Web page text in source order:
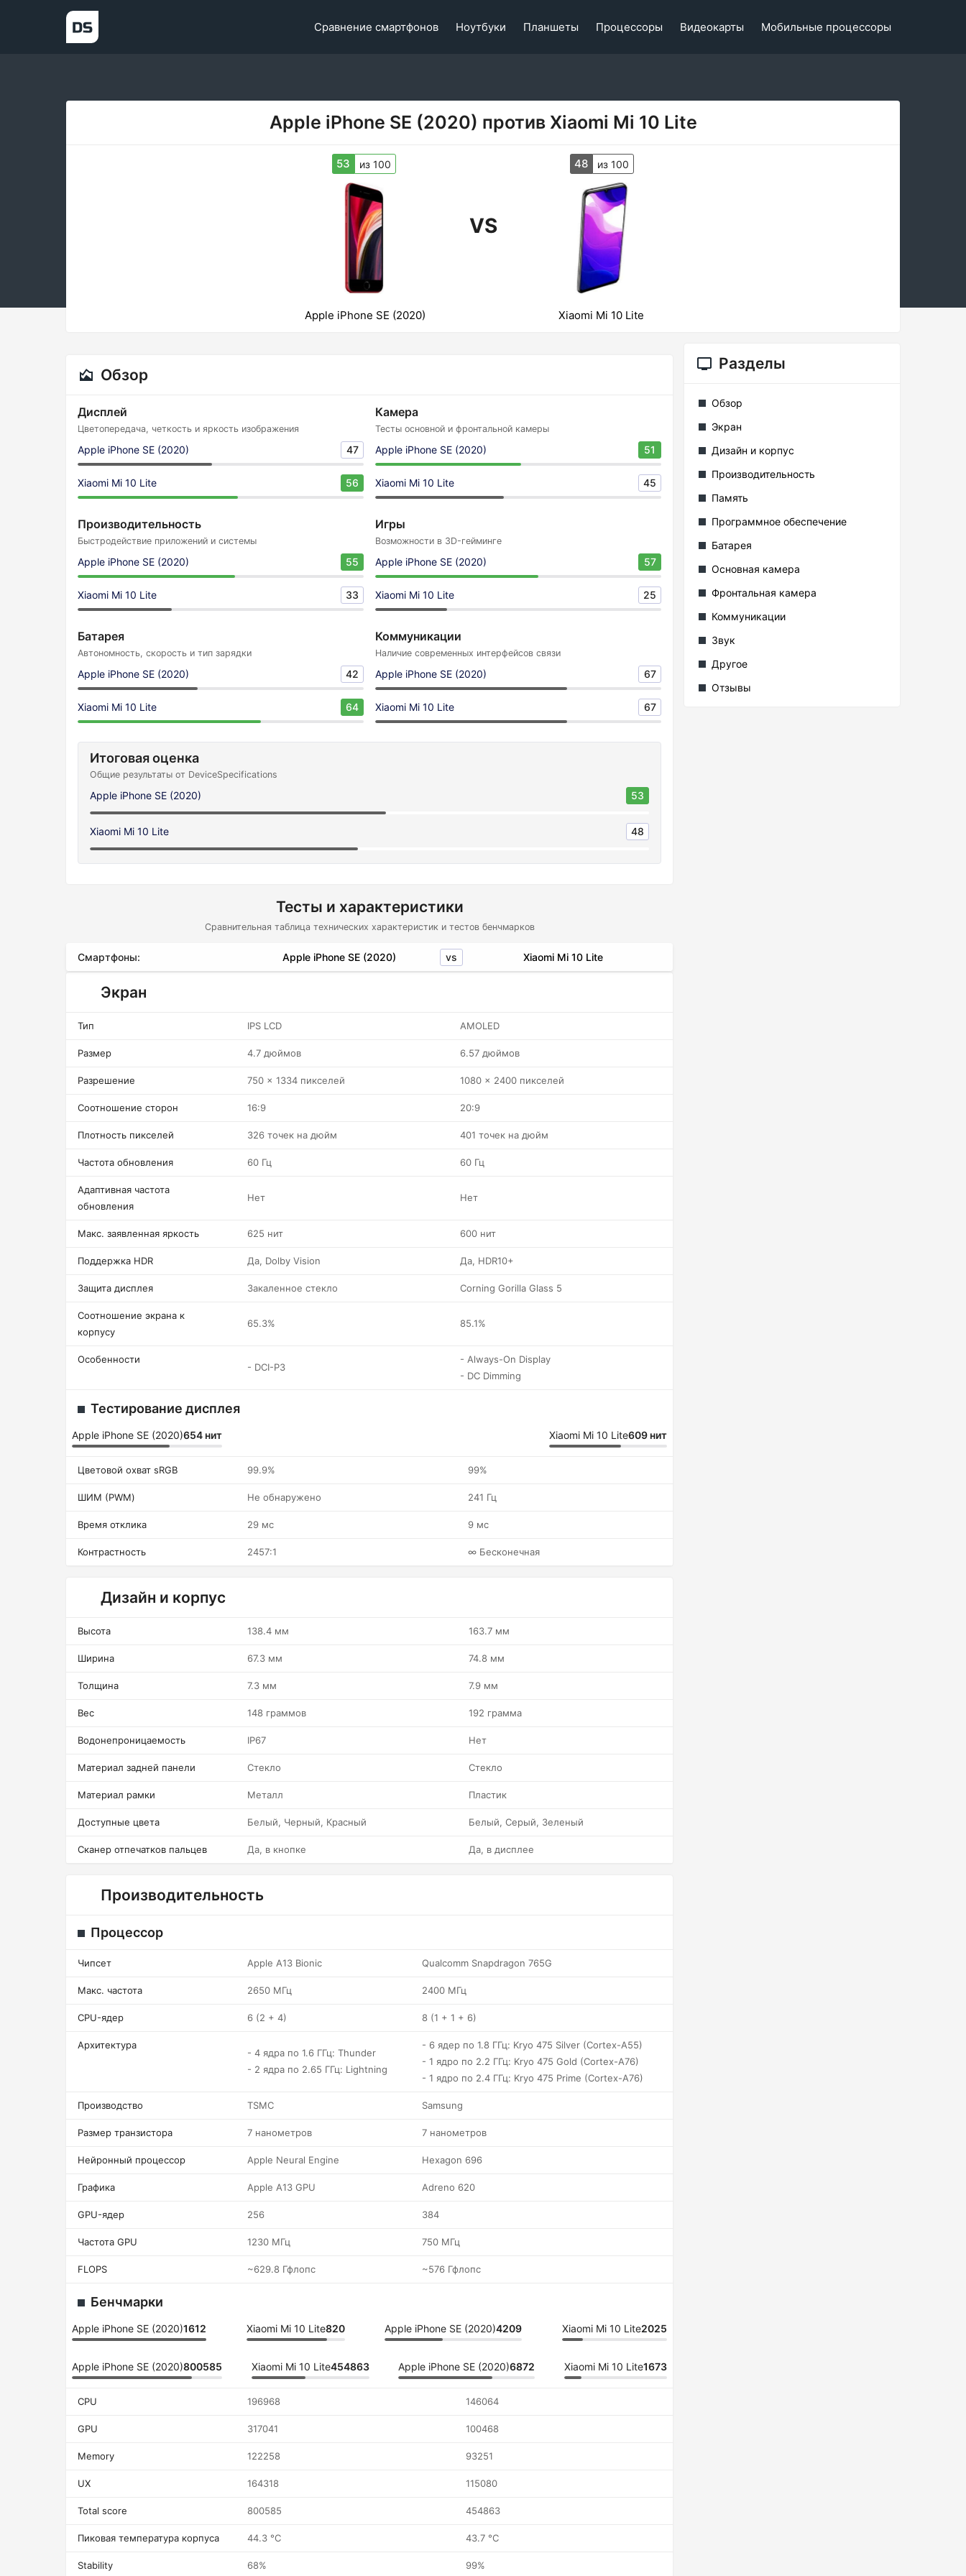
Сравнение смартфонов Ноутбуки Планшеты Процессоры Видеокарты Мобильные процессоры
Apple iPhone SE (2020) против Xiaomi Mi 10 Lite
53 из 100
VS
48 из 100
Apple iPhone SE (2020) Xiaomi Mi 10 Lite
Обзор
Дисплей
Цветопередача, четкость и яркость изображения
Apple iPhone SE (2020) 47
Xiaomi Mi 10 Lite 56
Камера
Тесты основной и фронтальной камеры
Apple iPhone SE (2020) 51
Xiaomi Mi 10 Lite 45
Производительность
Быстродействие приложений и системы
Apple iPhone SE (2020) 55
Xiaomi Mi 10 Lite 33
Игры
Возможности в 3D-гейминге
Apple iPhone SE (2020) 57
Xiaomi Mi 10 Lite 25
Батарея
Автономность, скорость и тип зарядки
Apple iPhone SE (2020) 42
Xiaomi Mi 10 Lite 64
Коммуникации
Наличие современных интерфейсов связи
Apple iPhone SE (2020) 67
Xiaomi Mi 10 Lite 67
Итоговая оценка
Общие результаты от DeviceSpecifications
Apple iPhone SE (2020) 53
Xiaomi Mi 10 Lite 48
Тесты и характеристики
Сравнительная таблица технических характеристик и тестов бенчмарков
Смартфоны: Apple iPhone SE (2020) vs Xiaomi Mi 10 Lite
Экран
Тип IPS LCD AMOLED
Размер 4.7 дюймов 6.57 дюймов
Разрешение 750 x 1334 пикселей 1080 x 2400 пикселей
Соотношение сторон 16:9 20:9
Плотность пикселей 326 точек на дюйм 401 точек на дюйм
Частота обновления 60 Гц 60 Гц
Адаптивная частота
обновления
Нет Нет
Макс. заявленная яркость 625 нит 600 нит
Поддержка HDR Да, Dolby Vision Да, HDR10+
Защита дисплея Закаленное стекло Corning Gorilla Glass 5
Соотношение экрана к
корпусу
65.3% 85.1%
Особенности
- DCI-P3
- Always-On Display
- DC Dimming
Тестирование дисплея
Apple iPhone SE (2020)654 нит Xiaomi Mi 10 Lite609 нит
Цветовой охват sRGB 99.9% 99%
ШИМ (PWM) Не обнаружено 241 Гц
Время отклика 29 мс 9 мс
Контрастность 2457:1 ∞ Бесконечная
Дизайн и корпус
Высота 138.4 мм 163.7 мм
Ширина 67.3 мм 74.8 мм
Толщина 7.3 мм 7.9 мм
Вес 148 граммов 192 грамма
Водонепроницаемость IP67 Нет
Материал задней панели Стекло Стекло
Материал рамки Металл Пластик
Доступные цвета Белый, Черный, Красный Белый, Серый, Зеленый
Сканер отпечатков пальцев Да, в кнопке Да, в дисплее
Производительность
Процессор
Чипсет Apple A13 Bionic Qualcomm Snapdragon 765G
Макс. частота 2650 МГц 2400 МГц
CPU-ядер 6 (2 + 4) 8 (1 + 1 + 6)
Архитектура
- 4 ядра по 1.6 ГГц: Thunder
- 2 ядра по 2.65 ГГц: Lightning
- 6 ядер по 1.8 ГГц: Kryo 475 Silver (Cortex-A55)
- 1 ядро по 2.2 ГГц: Kryo 475 Gold (Cortex-A76)
- 1 ядро по 2.4 ГГц: Kryo 475 Prime (Cortex-A76)
Производство TSMC Samsung
Размер транзистора 7 нанометров 7 нанометров
Нейронный процессор Apple Neural Engine Hexagon 696
Графика Apple A13 GPU Adreno 620
GPU-ядер 256 384
Частота GPU 1230 МГц 750 МГц
FLOPS ~629.8 Гфлопс ~576 Гфлопс
Бенчмарки
Apple iPhone SE (2020)1612 Xiaomi Mi 10 Lite820 Apple iPhone SE (2020)4209 Xiaomi Mi 10 Lite2025
Apple iPhone SE (2020)800585 Xiaomi Mi 10 Lite454863 Apple iPhone SE (2020)6872 Xiaomi Mi 10 Lite1673
CPU 196968 146064
GPU 317041 100468
Memory 122258 93251
UX 164318 115080
Total score 800585 454863
Пиковая температура корпуса 44.3 °C 43.7 °C
Stability 68% 99%
Разделы
Обзор
Экран
Дизайн и корпус
Производительность
Память
Программное обеспечение
Батарея
Основная камера
Фронтальная камера
Коммуникации
Звук
Другое
Отзывы